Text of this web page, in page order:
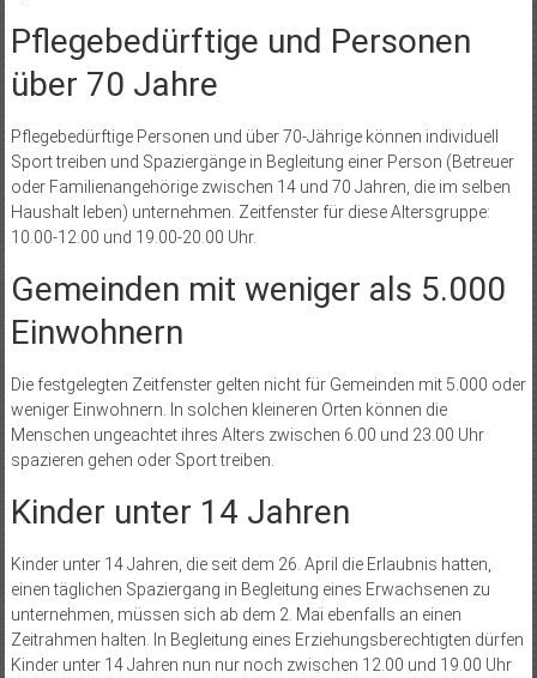
Pflegebedürftige und Personen
über 70 Jahre
Pflegebedürftige Personen und über 70-Jährige können individuell
Sport treiben und Spaziergänge in Begleitung einer Person (Betreuer
oder Familienangehörige zwischen 14 und 70 Jahren, die im selben
Haushalt leben) unternehmen. Zeitfenster für diese Altersgruppe:
10.00-12.00 und 19.00-20.00 Uhr.
Gemeinden mit weniger als 5.000
Einwohnern
Die festgelegten Zeitfenster gelten nicht für Gemeinden mit 5.000 oder
weniger Einwohnern. In solchen kleineren Orten können die
Menschen ungeachtet ihres Alters zwischen 6.00 und 23.00 Uhr
spazieren gehen oder Sport treiben.
Kinder unter 14 Jahren
Kinder unter 14 Jahren, die seit dem 26. April die Erlaubnis hatten,
einen täglichen Spaziergang in Begleitung eines Erwachsenen zu
unternehmen, müssen sich ab dem 2. Mai ebenfalls an einen
Zeitrahmen halten. In Begleitung eines Erziehungsberechtigten dürfen
Kinder unter 14 Jahren nun nur noch zwischen 12.00 und 19.00 Uhr